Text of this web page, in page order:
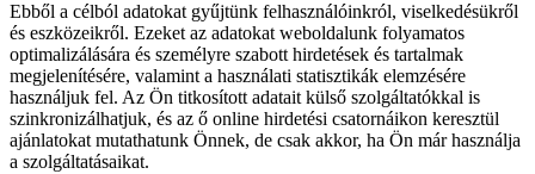
Ebből a célból adatokat gyűjtünk felhasználóinkról, viselkedésükről
és eszközeikről. Ezeket az adatokat weboldalunk folyamatos
optimalizálására és személyre szabott hirdetések és tartalmak
megjelenítésére, valamint a használati statisztikák elemzésére
használjuk fel. Az Ön titkosított adatait külső szolgáltatókkal is
szinkronizálhatjuk, és az ő online hirdetési csatornáikon keresztül
ajánlatokat mutathatunk Önnek, de csak akkor, ha Ön már használja
a szolgáltatásaikat.